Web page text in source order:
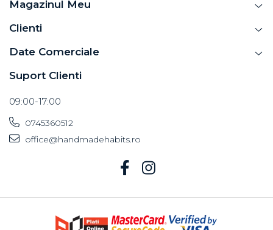
Magazinul Meu
Clienti
Date Comerciale
Suport Clienti
09:00-17:00
0745360512
office@handmadehabits.ro